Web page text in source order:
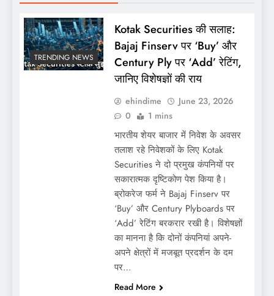
TRENDING NEWS
Kotak Securities की सलाह:
Bajaj Finserv पर ‘Buy’ और
Century Ply पर ‘Add’ रेटिंग,
जानिए विशेषज्ञों की राय
ehindime
June 23, 2026
0
1 mins
भारतीय शेयर बाजार में निवेश के अवसर
तलाश रहे निवेशकों के लिए Kotak
Securities ने दो प्रमुख कंपनियों पर
सकारात्मक दृष्टिकोण पेश किया है।
ब्रोकरेज फर्म ने Bajaj Finserv पर
‘Buy’ और Century Plyboards पर
‘Add’ रेटिंग बरकरार रखी है। विशेषज्ञों
का मानना है कि दोनों कंपनियां अपने-
अपने क्षेत्रों में मजबूत प्रदर्शन के दम
पर…
Read More